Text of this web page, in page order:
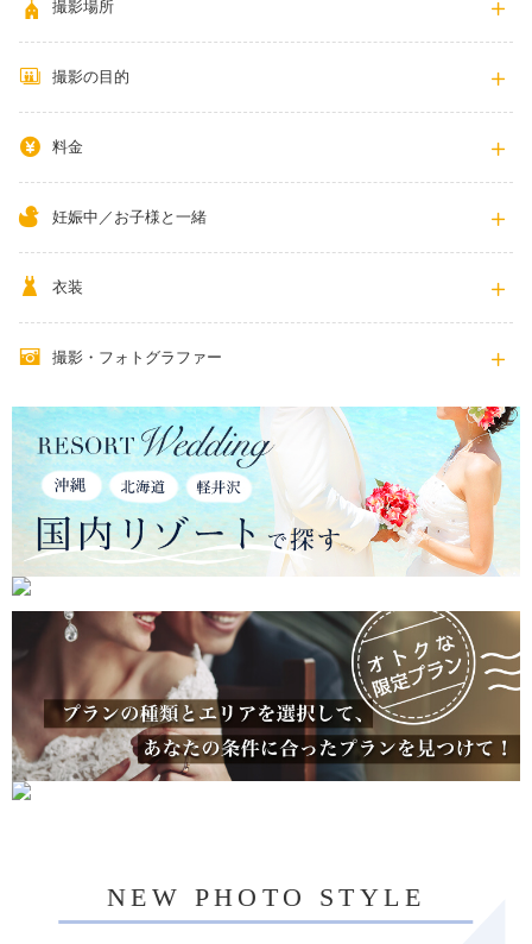
撮影場所
撮影の目的
料金
妊娠中／お子様と一緒
衣装
撮影・フォトグラファー
NEW PHOTO STYLE